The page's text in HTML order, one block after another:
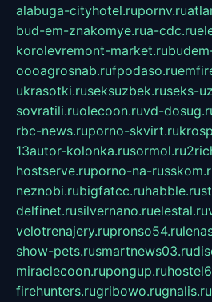
alabuga-cityhotel.rupornv.ru
bud-em-znakomye.rua-cdc.ru
korolevremont-market.ru
oooagrosnab.rufpodaso.ru
ukrasotki.ruseksuzbek.ruseks-
sovratili.ruolecoon.ruvd-
rbc-news.ruporno-skvirt.ru
13autor-kolonka.rusormol.ru
hostserve.ruporno-na-
neznobi.rubigfatcc.ruhabble.ru
delfinet.rusilvernano.ruelestal.ru
velotrenajery.rupronso54.ru
show-pets.rusmartnews03.ru
miraclecoon.rupongup.ru
firehunters.rugribowo.rugnalis.ru